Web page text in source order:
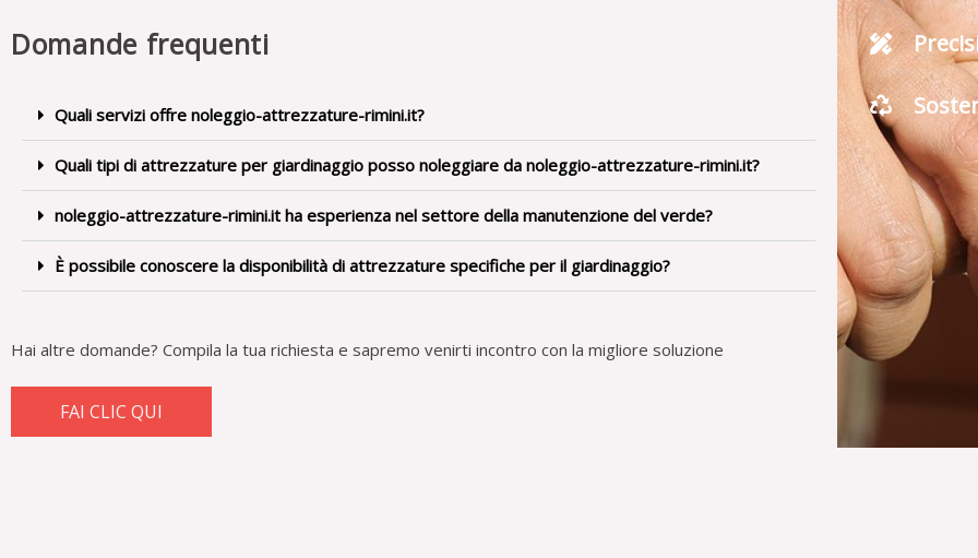
Domande frequenti
Quali servizi offre noleggio-attrezzature-rimini.it?
Quali tipi di attrezzature per giardinaggio posso noleggiare da noleggio-attrezzature-rimini.it?
noleggio-attrezzature-rimini.it ha esperienza nel settore della manutenzione del verde?
È possibile conoscere la disponibilità di attrezzature specifiche per il giardinaggio?
Hai altre domande? Compila la tua richiesta e sapremo venirti incontro con la migliore soluzione
FAI CLIC QUI